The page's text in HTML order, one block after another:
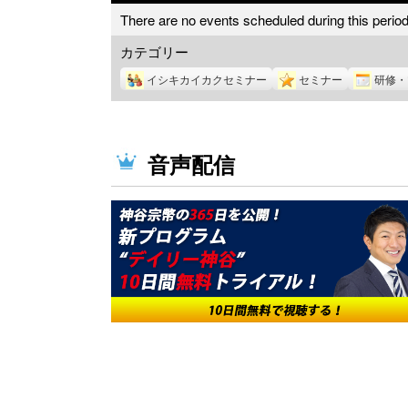
There are no events scheduled during this
カテゴリー
イシキカイカクセミナー セミナー 研修
音声配信